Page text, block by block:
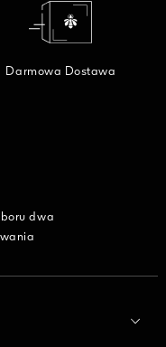
Darmowa Dostawa
dwa